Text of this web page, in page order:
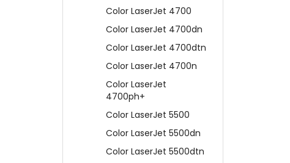
Color LaserJet 4700
Color LaserJet 4700dn
Color LaserJet 4700dtn
Color LaserJet 4700n
Color LaserJet
4700ph+
Color LaserJet 5500
Color LaserJet 5500dn
Color LaserJet 5500dtn